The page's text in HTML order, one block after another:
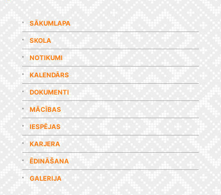
SĀKUMLAPA
SKOLA
NOTIKUMI
KALENDĀRS
DOKUMENTI
MĀCĪBAS
IESPĒJAS
KARJERA
ĒDINĀŠANA
GALERIJA